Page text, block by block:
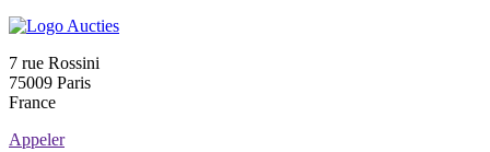
7 rue Rossini
75009 Paris
France
Appeler